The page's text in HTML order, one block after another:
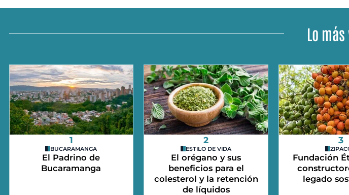
Lo
1
BUCARAMANGA
El Padrino de
Bucaramanga
2
ESTILO DE VIDA
El orégano y sus
beneficios para el
colesterol y la retención
de líquidos
3
Fundación
legado